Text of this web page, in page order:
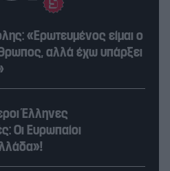
«Ερωτευμένος είμαι ο
αλλά έχω υπάρξει
Έλληνες
Οι Ευρωπαίοι